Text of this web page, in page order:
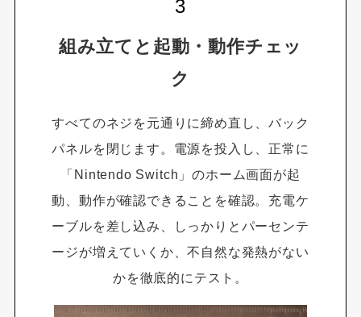
組み立てと起動・動作チェッ
ク
すべてのネジを元通りに締め直し、バック
パネルを閉じます。電源を投入し、正常に
「Nintendo Switch」のホーム画面が起
動、動作が確認できることを確認。充電ケ
ーブルを差し込み、しっかりとパーセンテ
ージが増えていくか、不自然な発熱がない
かを徹底的にテスト。